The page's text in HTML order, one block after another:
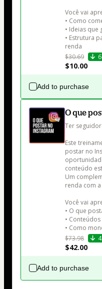
Você vai
• Como
• Ideias que
• Estrutura
renda
$30.69
$10.00
Add to purchase
O que
Ter
Este
postar no
conteúdo
Um
renda com
Você vai
• O que
•
• Como
$73.98
$42.00
Add to purchase